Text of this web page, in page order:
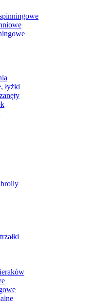
łyżki
brolly